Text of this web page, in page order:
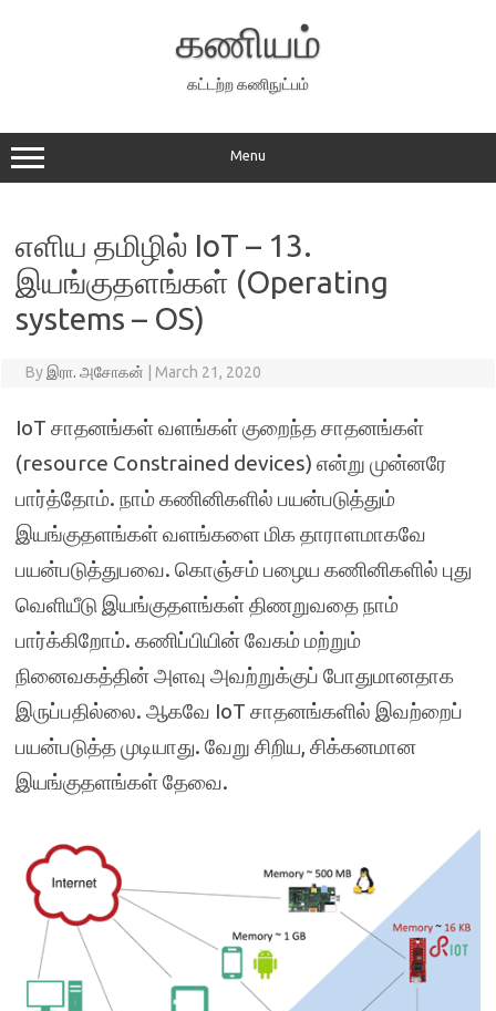
கணியம்
கட்டற்ற கணிநுட்பம்
Menu
எளிய தமிழில் IoT – 13.
இயங்குதளங்கள் (Operating
systems – OS)
By இரா. அசோகன் March 21, 2020
IoT சாதனங்கள் வளங்கள் குறைந்த சாதனங்கள்
(resource Constrained devices) என்று முன்னரே
பார்த்தோம். நாம் கணினிகளில் பயன்படுத்தும்
இயங்குதளங்கள் வளங்களை மிக தாராளமாகவே
பயன்படுத்துபவை. கொஞ்சம் பழைய கணினிகளில் புது
வெளியீடு இயங்குதளங்கள் திணறுவதை நாம்
பார்க்கிறோம். கணிப்பியின் வேகம் மற்றும்
நினைவகத்தின் அளவு அவற்றுக்குப் போதுமானதாக
இருப்பதில்லை. ஆகவே IoT சாதனங்களில் இவற்றைப்
பயன்படுத்த முடியாது. வேறு சிறிய, சிக்கனமான
இயங்குதளங்கள் தேவை.